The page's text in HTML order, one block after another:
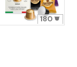
180